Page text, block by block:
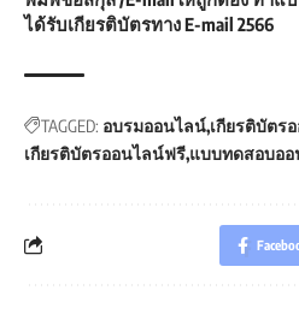
ได้รับเกียรติบัตรทาง E-mail 2566
TAGGED: อบรมออนไลน์ เกียรติบัตร
เกียรติบัตรออนไลน์ฟรี แบบทดสอบอ